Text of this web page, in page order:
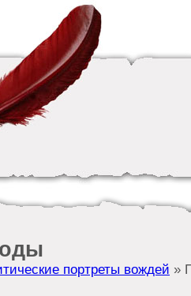
портреты вождей »